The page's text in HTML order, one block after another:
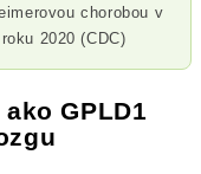
chorobou v
roku 2020 (CDC)
GPLD1